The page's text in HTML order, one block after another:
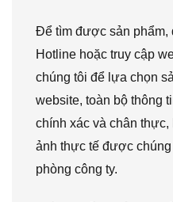
Để tìm được sản phẩm,
Hotline hoặc truy cập
chúng tôi để lựa chọn
website, toàn bộ thông
chính xác và chân
ảnh thực tế được
phòng công ty.